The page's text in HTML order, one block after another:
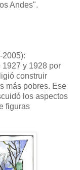
Andes".
2005):
1927 y 1928 por
construir
más pobres. Ese
los aspectos
figuras